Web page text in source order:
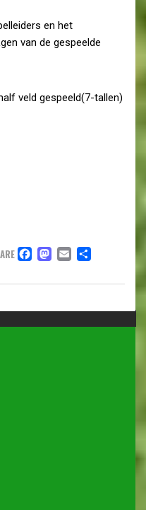
en het
van de gespeelde
veld gespeeld(7-tallen)
FACEBOOK
EMAILDELEN